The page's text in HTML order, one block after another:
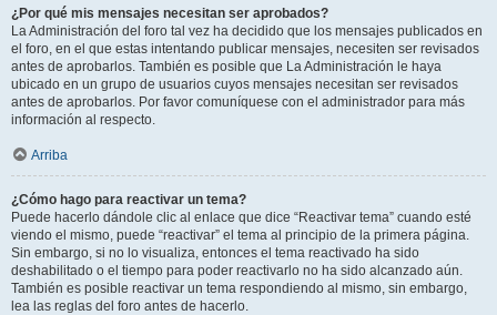
¿Por qué mis mensajes necesitan ser aprobados?
La Administración del foro tal vez ha decidido que los mensajes publicados en
el foro, en el que estas intentando publicar mensajes, necesiten ser revisados
antes de aprobarlos. También es posible que La Administración le haya
ubicado en un grupo de usuarios cuyos mensajes necesitan ser revisados
antes de aprobarlos. Por favor comuníquese con el administrador para más
información al respecto.
Arriba
¿Cómo hago para reactivar un tema?
Puede hacerlo dándole clic al enlace que dice “Reactivar tema” cuando esté
viendo el mismo, puede “reactivar” el tema al principio de la primera página.
Sin embargo, si no lo visualiza, entonces el tema reactivado ha sido
deshabilitado o el tiempo para poder reactivarlo no ha sido alcanzado aún.
También es posible reactivar un tema respondiendo al mismo, sin embargo,
lea las reglas del foro antes de hacerlo.